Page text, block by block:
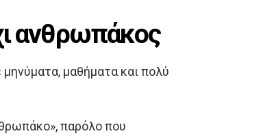
ανθρωπάκος
μαθήματα και πολύ
παρόλο που